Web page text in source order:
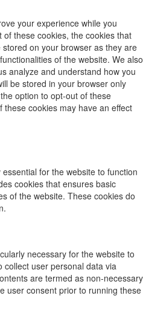
your experience while you
these cookies, the cookies that
on your browser as they are
of the website. We also
analyze and understand how you
be stored in your browser only
option to opt-out of these
cookies may have an effect
for the website to function
cookies that ensures basic
of the website. These cookies do
necessary for the website to
collect user personal data via
are termed as non-necessary
user consent prior to running these